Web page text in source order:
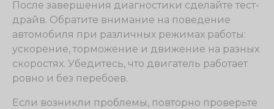
После завершения диагностики сделайте тест-
драйв. Обратите внимание на поведение
автомобиля при различных режимах работы:
ускорение, торможение и движение на разных
скоростях. Убедитесь, что двигатель работает
ровно и без перебоев.
Если возникли проблемы, повторно проверьте